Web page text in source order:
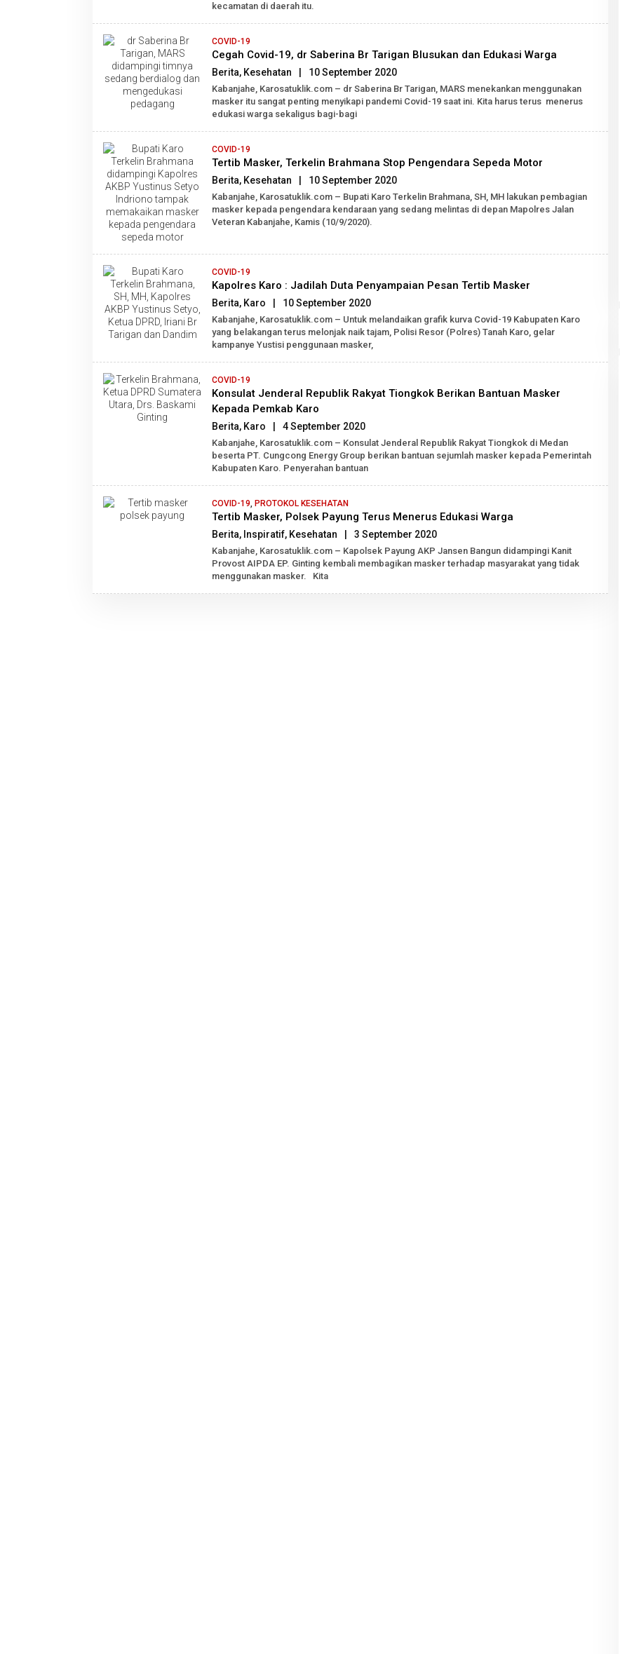
kecamatan di daerah itu.
COVID-19
Cegah Covid-19, dr Saberina Br Tarigan Blusukan dan Edukasi Warga
Berita, Kesehatan 10 September 2020oleh
Robert
Tarigan
Kabanjahe, Karosatuklik.com – dr Saberina Br Tarigan, MARS menekankan menggunakan
masker itu sangat penting menyikapi pandemi Covid-19 saat ini. Kita harus terus menerus
edukasi warga sekaligus bagi-bagi
COVID-19
Tertib Masker, Terkelin Brahmana Stop Pengendara Sepeda Motor
Berita, Kesehatan 10 September 2020oleh
Robert
Tarigan
Kabanjahe, Karosatuklik.com – Bupati Karo Terkelin Brahmana, SH, MH lakukan pembagian
masker kepada pengendara kendaraan yang sedang melintas di depan Mapolres Jalan
Veteran Kabanjahe, Kamis (10/9/2020).
COVID-19
Kapolres Karo : Jadilah Duta Penyampaian Pesan Tertib Masker
Berita, Karo 10 September 2020oleh
Robert
Tarigan
SH
Kabanjahe, Karosatuklik.com – Untuk melandaikan grafik kurva Covid-19 Kabupaten Karo
yang belakangan terus melonjak naik tajam, Polisi Resor (Polres) Tanah Karo, gelar
kampanye Yustisi penggunaan masker,
COVID-19
Konsulat Jenderal Republik Rakyat Tiongkok Berikan Bantuan Masker
Kepada Pemkab Karo
Berita, Karo 4 September 2020oleh
Robert
Tarigan
SH
Kabanjahe, Karosatuklik.com – Konsulat Jenderal Republik Rakyat Tiongkok di Medan
beserta PT. Cungcong Energy Group berikan bantuan sejumlah masker kepada Pemerintah
Kabupaten Karo. Penyerahan bantuan
COVID-19, PROTOKOL KESEHATAN
Tertib Masker, Polsek Payung Terus Menerus Edukasi Warga
Berita, Inspiratif, Kesehatan 3 September 2020oleh
Robert
Tarigan
Kabanjahe, Karosatuklik.com – Kapolsek Payung AKP Jansen Bangun didampingi Kanit
Provost AIPDA EP. Ginting kembali membagikan masker terhadap masyarakat yang tidak
menggunakan masker. Kita